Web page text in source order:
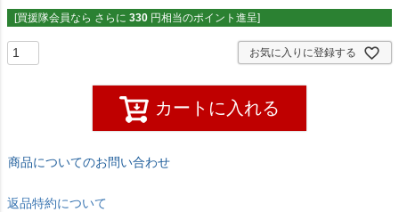
[買援隊会員なら さらに 330 円相当のポイント進呈]
お気に入りに登録する
カートに入れる
商品についてのお問い合わせ
返品特約について